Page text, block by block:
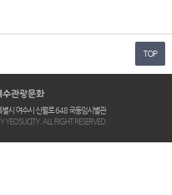
TOP
시 여수시 신월로 648 국동임시별관
ALL RIGHT RESERVED.